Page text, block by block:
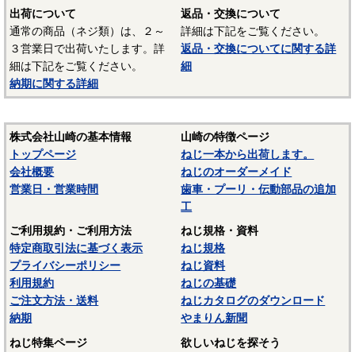
ます。当サイトでは特定の材質表記がない場合は、これらの
鉄鋼材料を一般名称の「鉄」と表記しています。
材質：ステンレス（SUS303、SUS304、XM7等）
オーステナイト系ステンレスは粘りが強く加工硬化が起き
れます。代表的な鋼種にSUS304があり、ねじに多く使われて
いるのは、SUS304に銅を添加して冷間加工性を向上した
SUSXM7という材質がよく使われます。またピン類等には切
削加工性を向上したSUS303が使用されます。
マルテンサイト系ステンレスは、スプリングピン（ロール
て硬化できるが、錆びが発生しやすいデメリットがありま
す。当サイトでは特定の材質表記がない場合は、これらのス
テンレス材料を一般名称の「ステンレス」と表記していま
す。
材質：SUS410
出荷について
通常の商品（ネジ類）は、２～
３営業日で出荷いたします。詳
細は下記をご覧ください。
納期に関する詳細
返品・交換について
詳細は下記をご覧ください。
返品・交換についてに関する詳
細
株式会社山崎の基本情報
トップページ
会社概要
営業日・営業時間
山崎の特徴ページ
ねじ一本から出荷します。
ねじのオーダーメイド
歯車・プーリ・伝動部品の追加
工
ご利用規約・ご利用方法
特定商取引法に基づく表示
プライバシーポリシー
利用規約
ご注文方法・送料
納期
ねじ規格・資料
ねじ規格
ねじ資料
ねじの基礎
ねじカタログのダウンロード
やまりん新聞
ねじ特集ページ
欲しいねじを探そう